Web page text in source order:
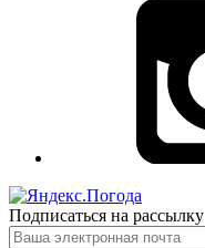
Подписаться на рассылку